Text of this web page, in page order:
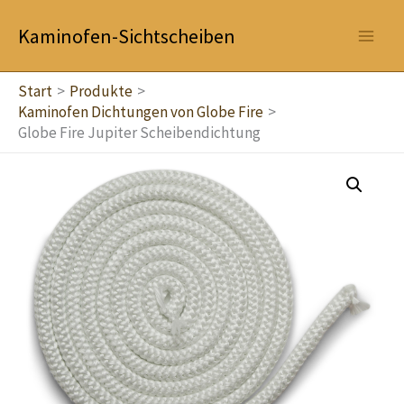
InhaltKaminofen-Sichtscheiben
Start
Produkte
Kaminofen Dichtungen von Globe Fire
Globe Fire Jupiter Scheibendichtung